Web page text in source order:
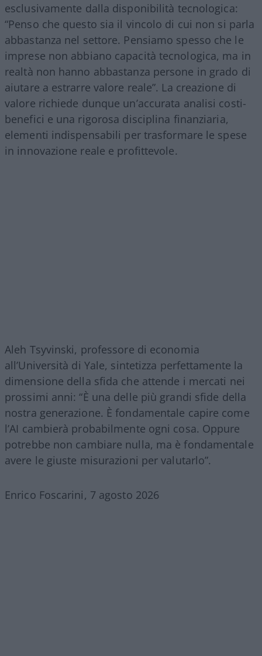
esclusivamente dalla disponibilità tecnologica:
“Penso che questo sia il vincolo di cui non si parla
abbastanza nel settore. Pensiamo spesso che le
imprese non abbiano capacità tecnologica, ma in
realtà non hanno abbastanza persone in grado di
aiutare a estrarre valore reale”. La creazione di
valore richiede dunque un’accurata analisi costi-
benefici e una rigorosa disciplina finanziaria,
elementi indispensabili per trasformare le spese
in innovazione reale e profittevole.
Aleh Tsyvinski, professore di economia
all’Università di Yale, sintetizza perfettamente la
dimensione della sfida che attende i mercati nei
prossimi anni: “È una delle più grandi sfide della
nostra generazione. È fondamentale capire come
l’AI cambierà probabilmente ogni cosa. Oppure
potrebbe non cambiare nulla, ma è fondamentale
avere le giuste misurazioni per valutarlo”.
Enrico Foscarini, 7 agosto 2026